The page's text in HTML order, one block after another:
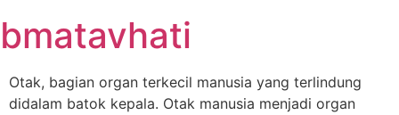
to
content
bmatavhati
Otak, bagian organ terkecil manusia yang terlindung
didalam batok kepala. Otak manusia menjadi organ